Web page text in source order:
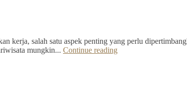
kerja, salah satu aspek penting yang perlu
mungkin... Continue reading